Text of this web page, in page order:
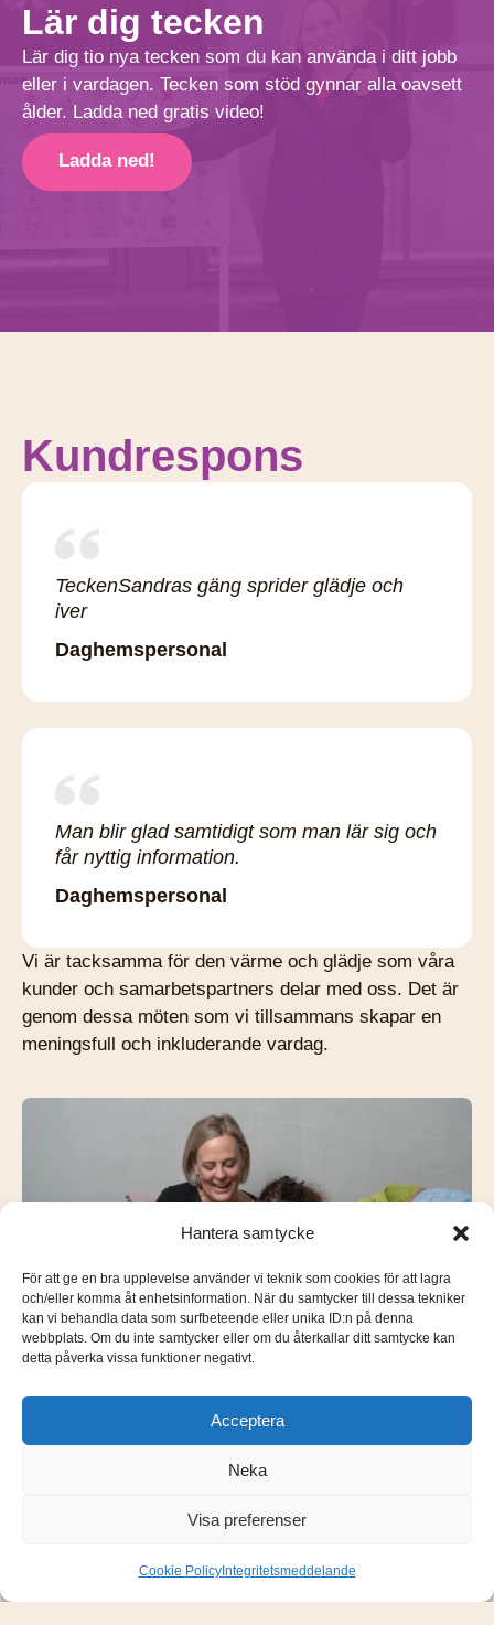
Hantera samtycke
För att ge en bra upplevelse använder vi teknik som cookies för att lagra
och/eller komma åt enhetsinformation. När du samtycker till dessa tekniker
kan vi behandla data som surfbeteende eller unika ID:n på denna
webbplats. Om du inte samtycker eller om du återkallar ditt samtycke kan
detta påverka vissa funktioner negativt.
Acceptera
Neka
Visa preferenser
Cookie PolicyIntegritetsmeddelande
Lär dig tecken
Lär dig tio nya tecken som du kan använda i ditt jobb
eller i vardagen. Tecken som stöd gynnar alla oavsett
ålder. Ladda ned gratis video!
Ladda ned!
Kundrespons
TeckenSandras gäng sprider glädje och
iver
Daghemspersonal
Man blir glad samtidigt som man lär sig och
får nyttig information.
Daghemspersonal
Vi är tacksamma för den värme och glädje som våra
kunder och samarbetspartners delar med oss. Det är
genom dessa möten som vi tillsammans skapar en
meningsfull och inkluderande vardag.